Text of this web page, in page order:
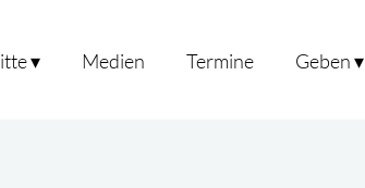
▾ Medien Termine Geben ▾